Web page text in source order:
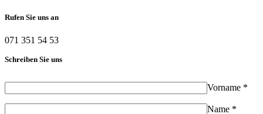
Rufen Sie uns an
071 351 54 53
Schreiben Sie uns
Vorname *
Name *